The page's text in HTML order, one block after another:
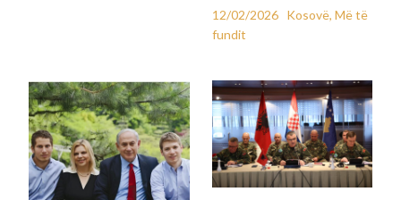
12/02/2026 Kosovë, Më të
fundit